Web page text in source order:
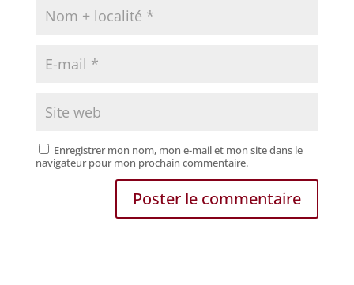
Enregistrer mon nom, mon e-mail et mon site dans le
navigateur pour mon prochain commentaire.